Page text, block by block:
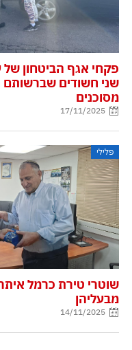
פקחי אגף הביטחון של
שני חשודים
מסוכנים
17/11/2025
פלילי
שוטרי טירת כרמל
מבעליהן
14/11/2025